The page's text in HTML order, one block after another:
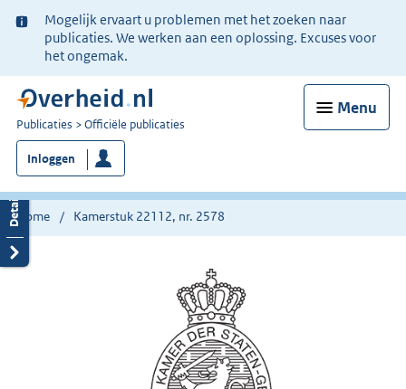
Ter
informatie:
Mogelijk ervaart u problemen met het zoeken naar
publicaties. We werken aan een oplossing. Excuses voor
het ongemak.
Menu
U
bent
nu
hier:
Publicaties Officiële publicaties
Inloggen
Home Kamerstuk 22112, nr. 2578